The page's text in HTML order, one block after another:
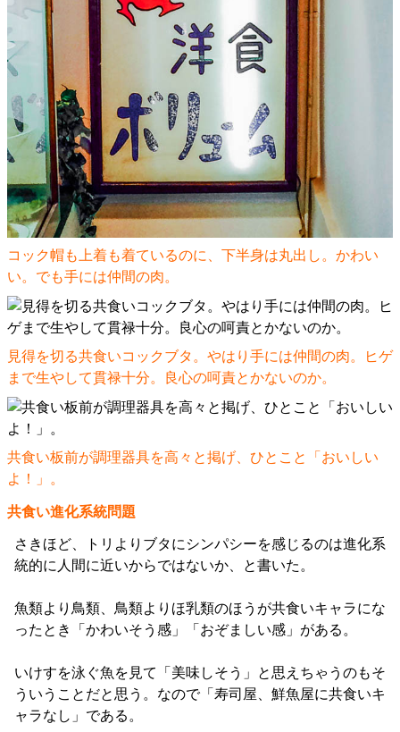
コック帽も上着も着ているのに、下半身は丸出し。かわい
い。でも手には仲間の肉。
見得を切る共食いコックブタ。やはり手には仲間の肉。ヒゲ
まで生やして貫禄十分。良心の呵責とかないのか。
共食い板前が調理器具を高々と掲げ、ひとこと「おいしい
よ！」。
共食い進化系統問題
さきほど、トリよりブタにシンパシーを感じるのは進化系
統的に人間に近いからではないか、と書いた。
魚類より鳥類、鳥類よりほ乳類のほうが共食いキャラにな
ったとき「かわいそう感」「おぞましい感」がある。
いけすを泳ぐ魚を見て「美味しそう」と思えちゃうのもそ
ういうことだと思う。なので「寿司屋、鮮魚屋に共食いキ
ャラなし」である。